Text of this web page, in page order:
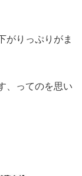
がりっぷりがま
、ってのを思い